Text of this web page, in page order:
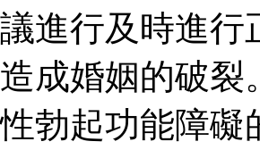
議進行及時進行
造成婚姻的破裂
性勃起功能障